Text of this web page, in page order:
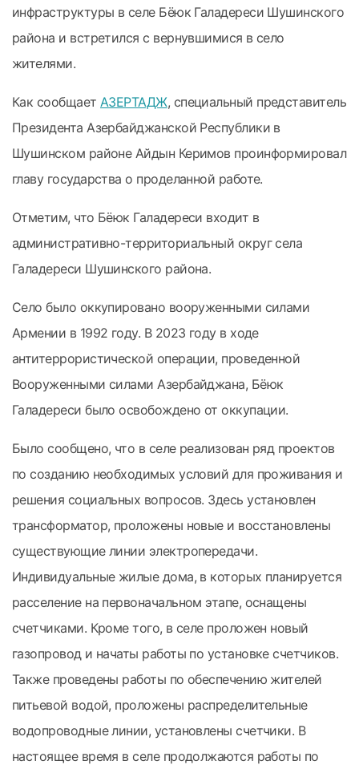
инфраструктуры в селе Бёюк Галадереси Шушинского
района и встретился с вернувшимися в село
жителями.
Как сообщает АЗЕРТАДЖ, специальный представитель
Президента Азербайджанской Республики в
Шушинском районе Айдын Керимов проинформировал
главу государства о проделанной работе.
Отметим, что Бёюк Галадереси входит в
административно-территориальный округ села
Галадереси Шушинского района.
Село было оккупировано вооруженными силами
Армении в 1992 году. В 2023 году в ходе
антитеррористической операции, проведенной
Вооруженными силами Азербайджана, Бёюк
Галадереси было освобождено от оккупации.
Было сообщено, что в селе реализован ряд проектов
по созданию необходимых условий для проживания и
решения социальных вопросов. Здесь установлен
трансформатор, проложены новые и восстановлены
существующие линии электропередачи.
Индивидуальные жилые дома, в которых планируется
расселение на первоначальном этапе, оснащены
счетчиками. Кроме того, в селе проложен новый
газопровод и начаты работы по установке счетчиков.
Также проведены работы по обеспечению жителей
питьевой водой, проложены распределительные
водопроводные линии, установлены счетчики. В
настоящее время в селе продолжаются работы по